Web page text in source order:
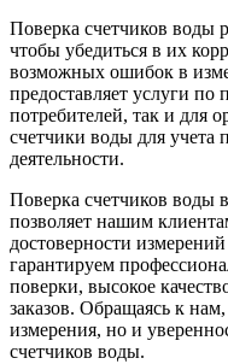
Поверка счетчиков воды
чтобы убедиться в их
возможных ошибок в
предоставляет услуги
потребителей, так и для
счетчики воды для учета
деятельности.
Поверка счетчиков
позволяет нашим
достоверности
гарантируем
поверки, высокое
заказов. Обращаясь к
измерения, но и
счетчиков воды.